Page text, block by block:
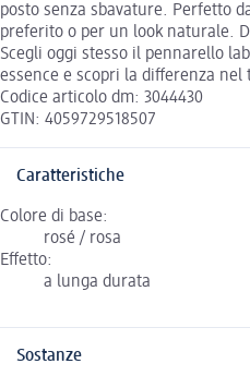
posto senza sbavature. Perfetto
preferito o per un look naturale.
Scegli oggi stesso il pennarello
essence e scopri la differenza nel
Codice articolo dm: 3044430
GTIN: 4059729518507
Caratteristiche
Colore di base:
rosé / rosa
Effetto:
a lunga durata
Sostanze